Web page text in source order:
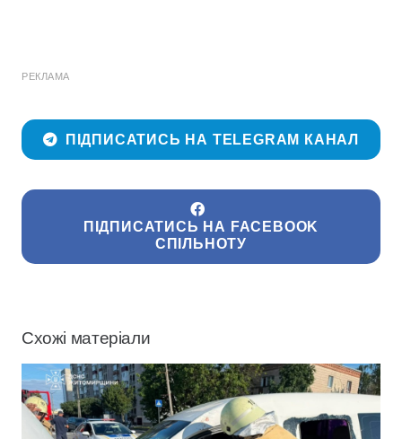
РЕКЛАМА
ПІДПИСАТИСЬ НА TELEGRAM КАНАЛ
ПІДПИСАТИСЬ НА FACEBOOK
СПІЛЬНОТУ
Схожі матеріали